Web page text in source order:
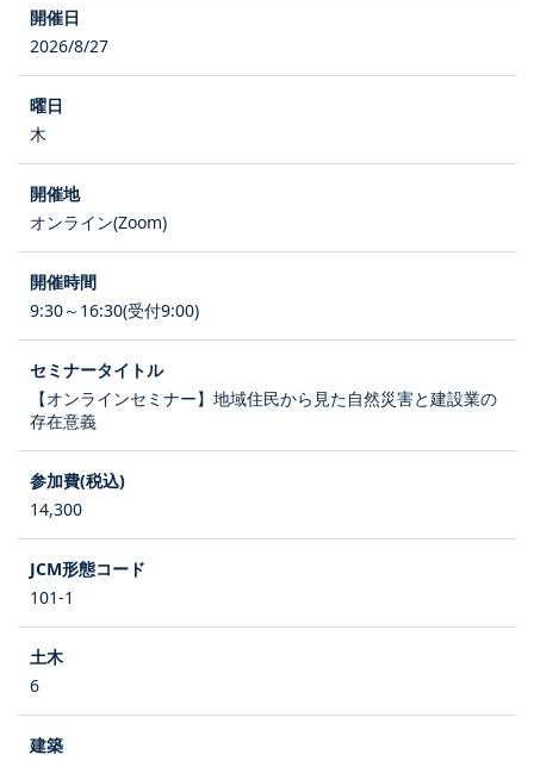
2026/8/27
木
オンライン(Zoom)
9:30～16:30(受付9:00)
【オンラインセミナー】地域住民から見た自然災害と建設業の
存在意義
14,300
101-1
6